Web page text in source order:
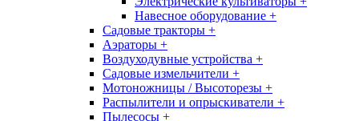
Навесное оборудование +
Садовые тракторы +
Аэраторы +
Воздуходувные устройства +
Садовые измельчители +
Мотоножницы / Высоторезы +
Распылители и опрыскиватели +
Пылесосы +